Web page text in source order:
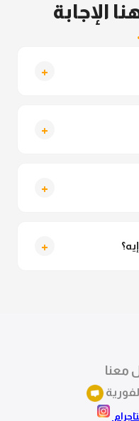
الإجابة
+
+
+
+
معنا